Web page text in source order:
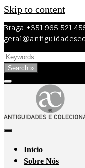
Skip to content
Braga +351 965 521
Search »
Início
Sobre Nós